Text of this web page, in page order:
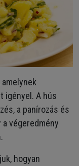
igényel. A hús
a panírozás és
végeredmény
hogyan